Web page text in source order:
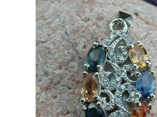
Dans mon panier
APERÇU RAPIDE